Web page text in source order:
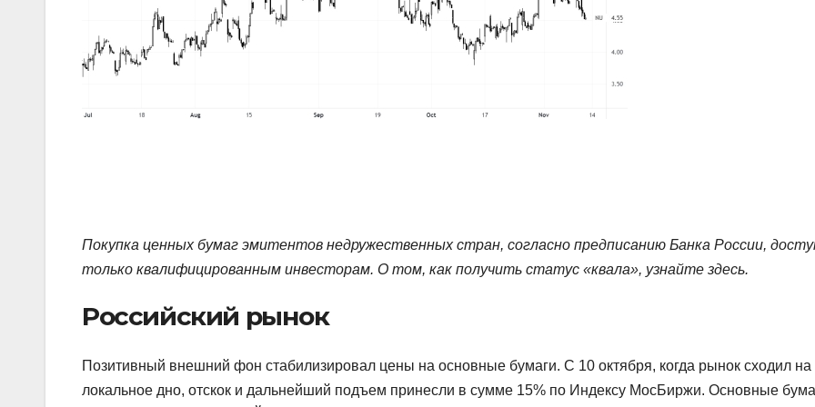
Покупка ценных бумаг эмитентов недружественных стран, согласно предписанию Банка России,
только квалифицированным инвесторам. О том, как получить статус «квала», узнайте здесь.
Российский рынок
Позитивный внешний фон стабилизировал цены на основные бумаги. С 10 октября, когда рынок сходил на
локальное дно, отскок и дальнейший подъем принесли в сумме 15% по Индексу МосБиржи. Основные